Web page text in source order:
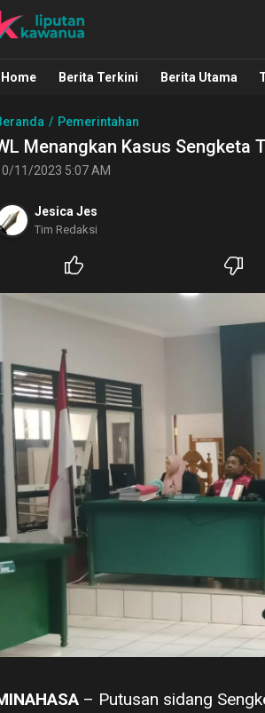
Liputan Kawanua
Berita Manado, Sulawesi Utara,
Home Berita Terkini Berita Utama
Pemerintahan
Menangkan Kasus Sengketa
11/2023 5:07 AM
Jesica Jes
Tim Redaksi
– Putusan sidang